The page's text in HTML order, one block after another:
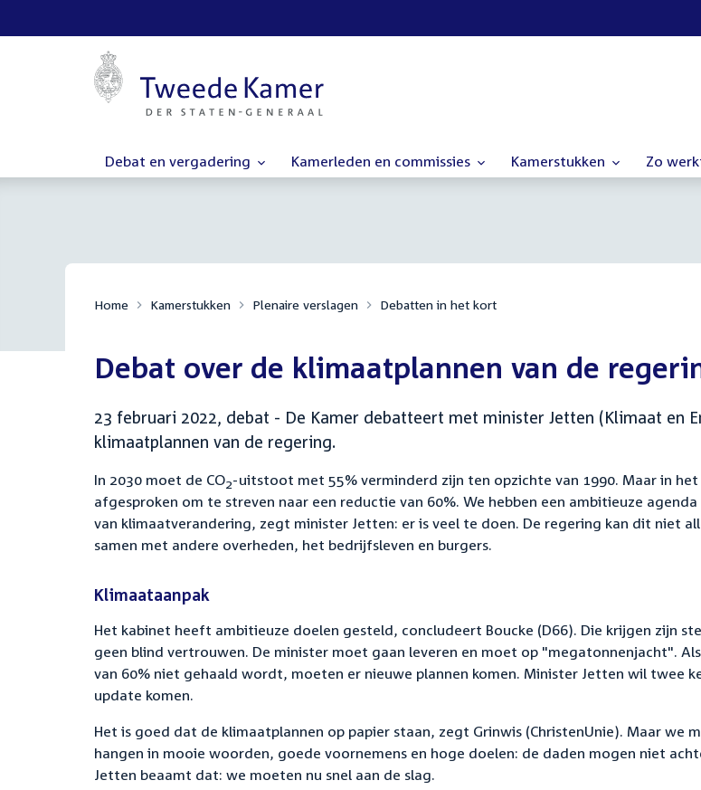
Debat en vergadering Kamerleden en commissies Kamerstukken Zo
Home Kamerstukken Plenaire verslagen Debatten in het kort
Debat over de klimaatplannen van de
23 februari 2022, debat - De Kamer debatteert met minister Jetten (Klimaat en
klimaatplannen van de regering.
In 2030 moet de CO2-uitstoot met 55% verminderd zijn ten opzichte van 1990. Maar in
afgesproken om te streven naar een reductie van 60%. We hebben een ambitieuze
van klimaatverandering, zegt minister Jetten: er is veel te doen. De regering kan dit niet
samen met andere overheden, het bedrijfsleven en burgers.
Klimaataanpak
Het kabinet heeft ambitieuze doelen gesteld, concludeert Boucke (D66). Die krijgen zijn
geen blind vertrouwen. De minister moet gaan leveren en moet op "megatonnenjacht".
van 60% niet gehaald wordt, moeten er nieuwe plannen komen. Minister Jetten wil twee
update komen.
Het is goed dat de klimaatplannen op papier staan, zegt Grinwis (ChristenUnie). Maar we
hangen in mooie woorden, goede voornemens en hoge doelen: de daden mogen niet
Jetten beaamt dat: we moeten nu snel aan de slag.